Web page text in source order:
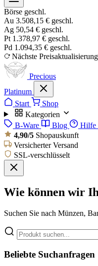
Börse geschl.
Au 3.508,15 € geschl.
Ag 50,54 € geschl.
Pt 1.378,97 € geschl.
Pd 1.094,35 € geschl.
Nächste
Precious
Platinum
Start
Shop
Kategorien
B-Ware
Blog Hilfe
4,90/5 Shopauskunft
Versicherter Versand
SSL-verschlüsselt
Wie können wir
Suchen Sie nach Münzen,
Beliebte Suchanfragen